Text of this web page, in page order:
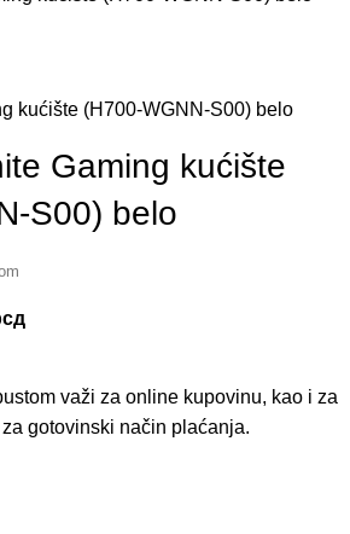
kućište (H700-WGNN-S00) belo
Gaming kućište
S00) belo
važi za online kupovinu, kao i za
gotovinski način plaćanja.